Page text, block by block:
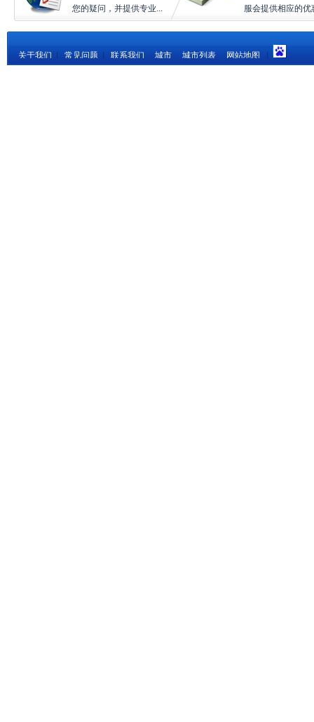
您的疑问，并提供专业...
服会提供相应的优
关于我们 常见问题 联系我们 城市 城市列表 网站地图